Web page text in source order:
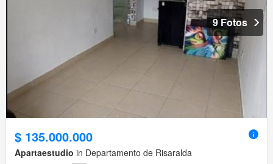
9 Fotos
$ 135.000.000
Apartaestudio in Departamento de Risaralda